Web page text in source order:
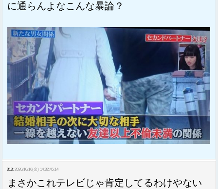
に通らんよなこんな暴論？
313: 2020/10/16(金) 14:32:45.14
まさかこれテレビじゃ肯定してるわけやない